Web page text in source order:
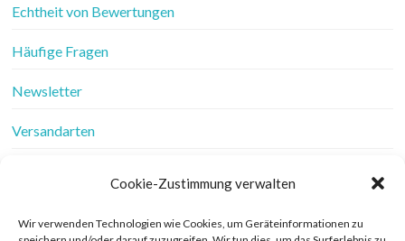
Cookie-Zustimmung verwalten
Wir verwenden Technologien wie Cookies, um Geräteinformationen zu
Echtheit von Bewertungen
Häufige Fragen
Newsletter
Versandarten